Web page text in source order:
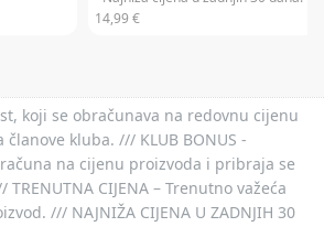
14,99 €
koji se obračunava na redovnu cijenu
kluba. /// KLUB BONUS -
na cijenu proizvoda i pribraja se
CIJENA – Trenutno važeća
/// NAJNIŽA CIJENA U ZADNJIH 30